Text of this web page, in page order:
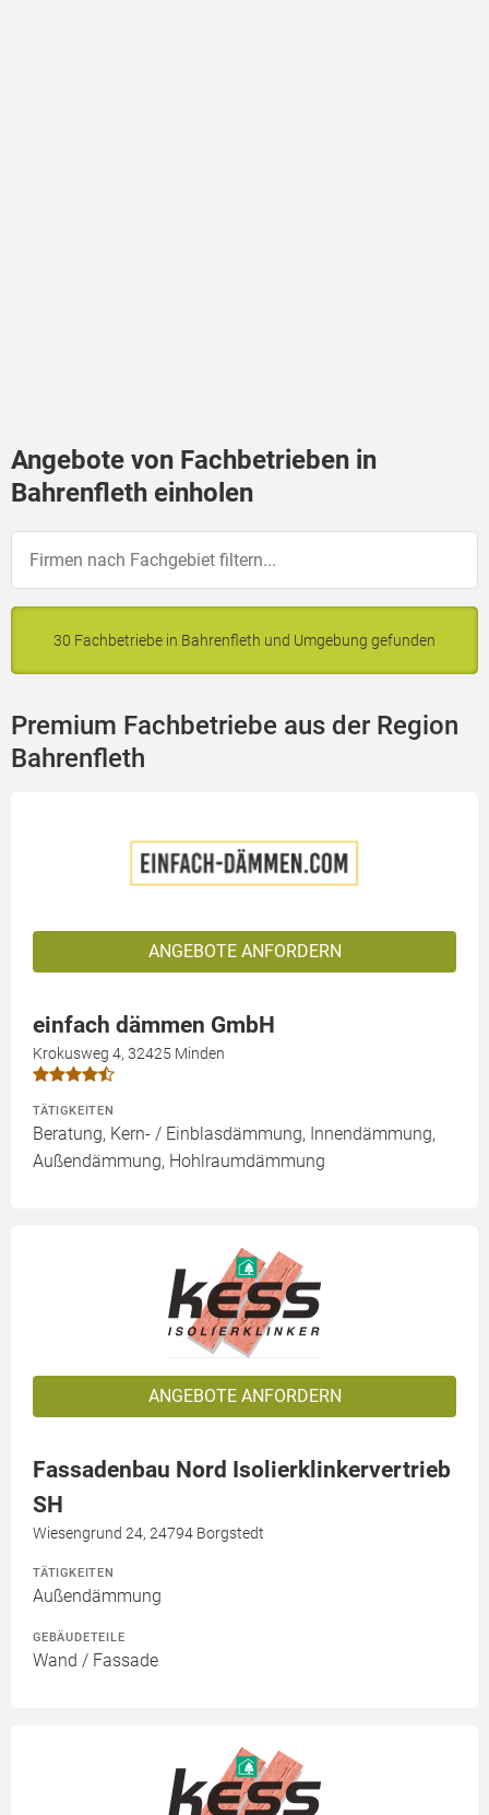
Angebote von Fachbetrieben in
Bahrenfleth einholen
30 Fachbetriebe in Bahrenfleth und Umgebung gefunden
Premium Fachbetriebe aus der Region
Bahrenfleth
ANGEBOTE ANFORDERN
einfach dämmen GmbH
Krokusweg 4, 32425 Minden
TÄTIGKEITEN
Beratung, Kern- / Einblasdämmung, Innendämmung,
Außendämmung, Hohlraumdämmung
ANGEBOTE ANFORDERN
Fassadenbau Nord Isolierklinkervertrieb
SH
Wiesengrund 24, 24794 Borgstedt
TÄTIGKEITEN
Außendämmung
GEBÄUDETEILE
Wand / Fassade